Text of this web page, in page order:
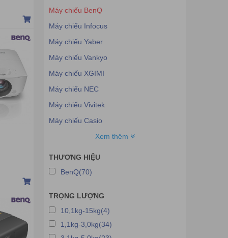
Máy chiếu BenQ
Máy chiếu Infocus
Máy chiếu Yaber
Máy chiếu Vankyo
Máy chiếu XGIMI
Máy chiếu NEC
Máy chiếu Vivitek
Máy chiếu Casio
Máy chiếu SMX
Máy chiếu Acer
Máy chiếu Tyco
Máy chiếu Unic
Máy chiếu Xiaomi
Xem thêm
THƯƠNG HIỆU
BenQ(70)
TRỌNG LƯỢNG
10,1kg-15kg(4)
1,1kg-3,0kg(34)